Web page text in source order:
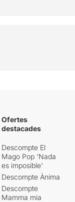
Ofertes
destacades
Descompte El
Mago Pop 'Nada
es imposible'
Descompte Ànima
Descompte
Mamma mia